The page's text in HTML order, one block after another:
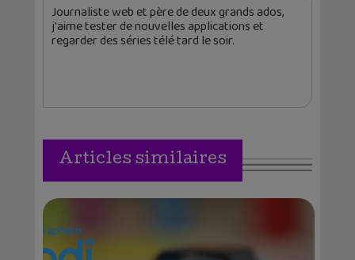
Journaliste web et père de deux grands ados,
j'aime tester de nouvelles applications et
regarder des séries télé tard le soir.
Articles similaires